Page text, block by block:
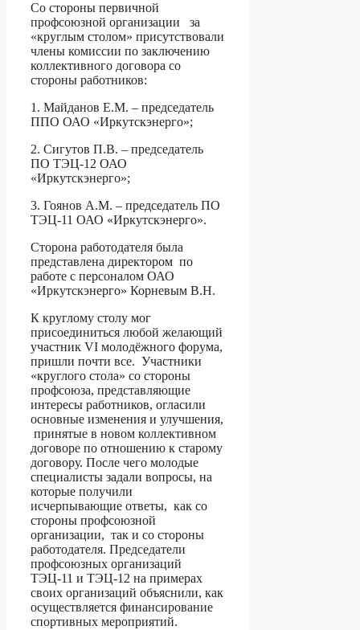
Со стороны первичной
профсоюзной организации за
«круглым столом» присутствовали
члены комиссии по заключению
коллективного договора со
стороны работников:
1. Майданов Е.М. – председатель
ППО ОАО «Иркутскэнерго»;
2. Сигутов П.В. – председатель
ПО ТЭЦ-12 ОАО
«Иркутскэнерго»;
3. Гоянов А.М. – председатель ПО
ТЭЦ-11 ОАО «Иркутскэнерго».
Сторона работодателя была
представлена директором по
работе с персоналом ОАО
«Иркутскэнерго» Корневым В.Н.
К круглому столу мог
присоединиться любой желающий
участник VI молодёжного форума,
пришли почти все. Участники
«круглого стола» со стороны
профсоюза, представляющие
интересы работников, огласили
основные изменения и улучшения,
принятые в новом коллективном
договоре по отношению к старому
договору. После чего молодые
специалисты задали вопросы, на
которые получили
исчерпывающие ответы, как со
стороны профсоюзной
организации, так и со стороны
работодателя. Председатели
профсоюзных организаций
ТЭЦ-11 и ТЭЦ-12 на примерах
своих организаций объяснили, как
осуществляется финансирование
спортивных мероприятий.